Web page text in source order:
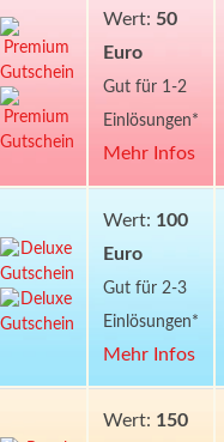
Wert: 50
Euro
Gut für 1-2
Einlösungen*
Mehr Infos
Wert: 100
Euro
Gut für 2-3
Einlösungen*
Mehr Infos
Wert: 150